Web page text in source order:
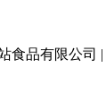
食品有限公司 |